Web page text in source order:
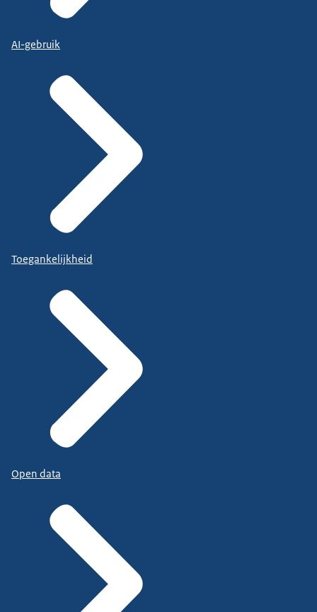
AI-gebruik
Toegankelijkheid
Open data